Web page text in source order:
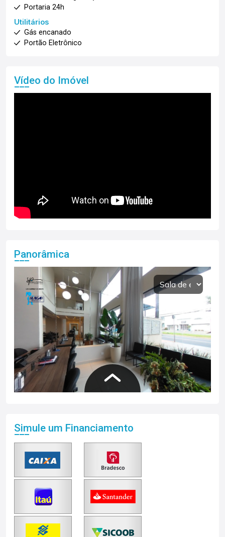
Portaria 24h
Utilitários
Gás encanado
Portão Eletrônico
Vídeo do Imóvel
Panorâmica
Simule um Financiamento